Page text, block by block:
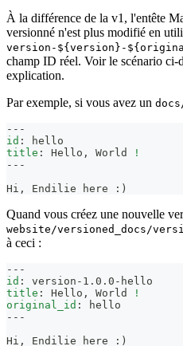
À la différence de la v1, l'entête
versionné n'est plus modifié en
version-${version}-
champ ID réel. Voir le scénario ci-
explication.
Par exemple, si vous avez un
---
id :
hello
title : Hello , World
!
---
Hi, Endilie here :)
Quand vous créez une nouvelle
website/versioned_docs/
à ceci :
---
id : version - 1.0.0 - hello
title : Hello , World
!
original_id :
hello
---
Hi, Endilie here :)